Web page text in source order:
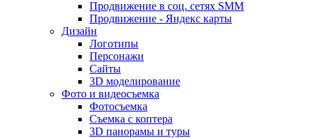
Продвижение в соц. сетях SMM
Продвижение - Яндекс карты
Дизайн
Логотипы
Персонажи
Сайты
3D моделирование
Фото и видеосъемка
Фотосъемка
Съемка с коптера
3D панорамы и туры